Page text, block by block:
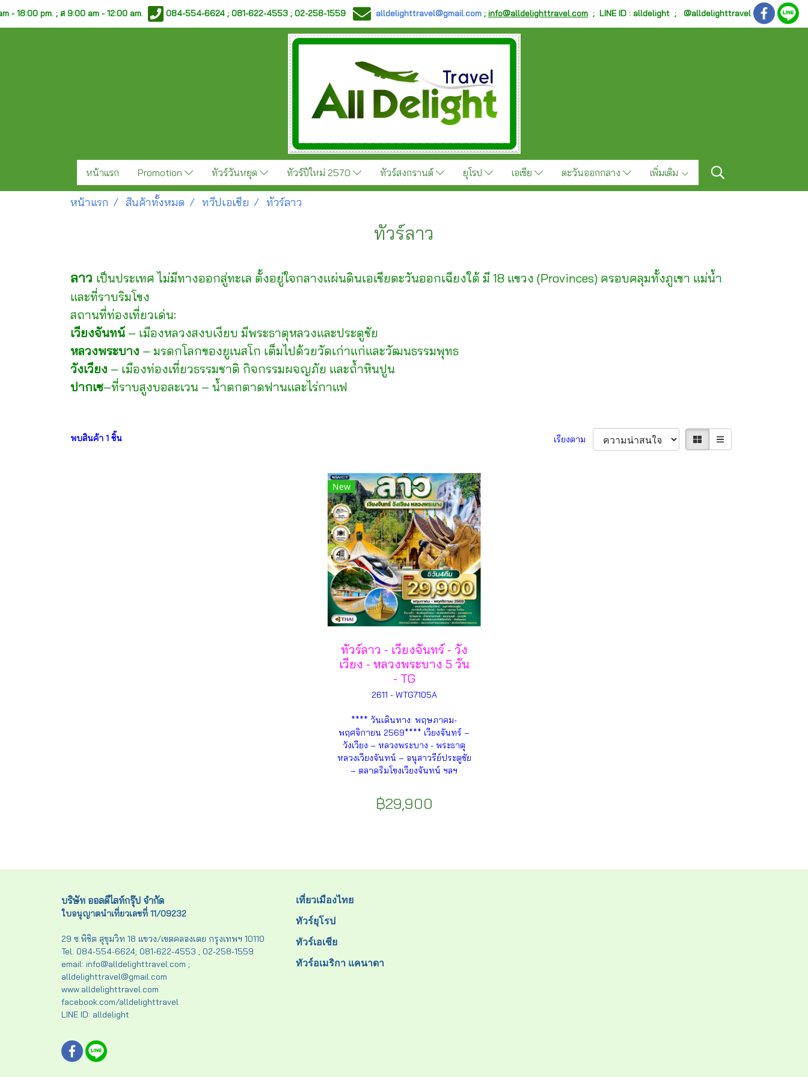
- 18:00 pm. ;ส 9:00 am - 12:00 am. 084-554-6624 ; 081-622-4553 ; 02-258-1559 alldelighttravel@gmail.com ; info@alldelighttravel.com ; LINE ID : alldelight ; @alldelighttravel
หน้าแรก Promotion ทัวร์วันหยุด ทัวร์ปีใหม่ 2570 ทัวร์สงกรานต์ ยุโรป เอเชีย ตะวันออกกลาง เพิ่มเติม
หน้าแรก สินค้าทั้งหมด ทวีปเอเชีย ทัวร์ลาว
ทัวร์ลาว
ลาว เป็นประเทศ ไม่มีทางออกสู่ทะเล ตั้งอยู่ใจกลางแผ่นดินเอเชียตะวันออกเฉียงใต้ มี 18 แขวง (Provinces) ครอบคลุมทั้งภูเขา แม่น้ำ
และที่ราบริมโขง
สถานที่ท่องเที่ยวเด่น:
เวียงจันทน์ – เมืองหลวงสงบเงียบ มีพระธาตุหลวงและประตูชัย
หลวงพระบาง – มรดกโลกของยูเนสโก เต็มไปด้วยวัดเก่าแก่และวัฒนธรรมพุทธ
วังเวียง – เมืองท่องเที่ยวธรรมชาติ กิจกรรมผจญภัย และถ้ำหินปูน
ปากเซ–ที่ราบสูงบอละเวน – น้ำตกตาดฟานและไร่กาแฟ
พบสินค้า 1 ชิ้น เรียงตาม
New
ทัวร์ลาว - เวียงจันทร์ - วัง
เวียง - หลวงพระบาง 5 วัน
- TG
2611 - WTG7105A
**** วันเดินทาง: พฤษภาคม-
พฤศจิกายน 2569**** เวียงจันทร์ –
วังเวียง – หลวงพระบาง - พระธาตุ
หลวงเวียงจันทน์ – อนุสาวรีย์ประตูชัย
– ตลาดริมโขงเวียงจันทน์ ฯลฯ
฿29,900
บริษัท ออลดีไลท์กรุ๊ป จำกัด
ใบอนุญาตนำเที่ยวเลขที่ 11/09232
29 ซ.พิชิต สุขุมวิท 18 แขวง/เขตคลองเตย กรุงเทพฯ 10110
Tel. 084-554-6624; 081-622-4553 ; 02-258-1559
email: info@alldelighttravel.com ;
alldelighttravel@gmail.com
www.alldelighttravel.com
facebook.com/alldelighttravel
LINE ID: alldelight
เที่ยวเมืองไทย
ทัวร์ยุโรป
ทัวร์เอเชีย
ทัวร์อเมริกา แคนาดา